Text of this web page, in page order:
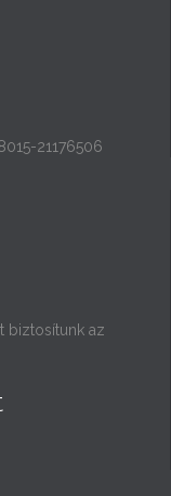
21176506
biztosítunk az